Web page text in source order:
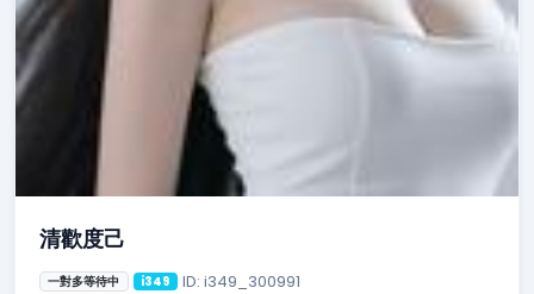
清歡度己
一對多等待中 i349 ID: i349_300991